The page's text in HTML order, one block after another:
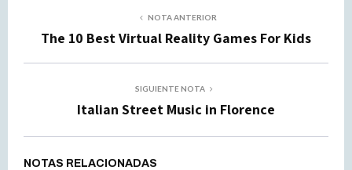
NOTA ANTERIOR
The 10 Best Virtual Reality Games For Kids
SIGUIENTE NOTA
Italian Street Music in Florence
NOTAS RELACIONADAS